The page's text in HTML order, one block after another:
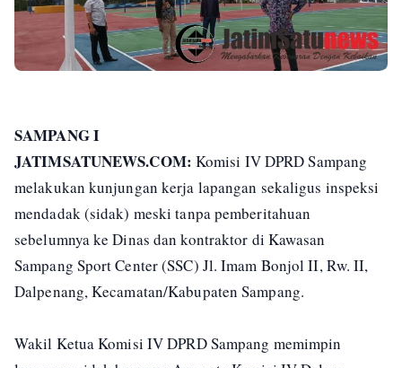
SAMPANG I
JATIMSATUNEWS.COM: Komisi IV DPRD Sampang
melakukan kunjungan kerja lapangan sekaligus inspeksi
mendadak (sidak) meski tanpa pemberitahuan
sebelumnya ke Dinas dan kontraktor di Kawasan
Sampang Sport Center (SSC) Jl. Imam Bonjol II, Rw. II,
Dalpenang, Kecamatan/Kabupaten Sampang.
Wakil Ketua Komisi IV DPRD Sampang memimpin